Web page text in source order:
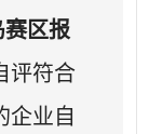
赛区报
评符合
企业自